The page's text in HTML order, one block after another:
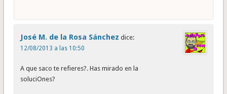
José M. de la Rosa Sánchez dice:
12/08/2013 a las 10:50
A que saco te refieres?. Has mirado en la
soluciOnes?